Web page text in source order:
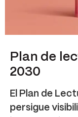
Plan de
2030
El Plan de
persigue